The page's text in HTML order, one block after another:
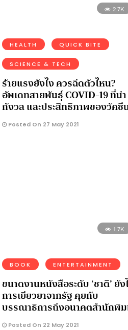
2.7K
HEALTH QUICK BITE
SCIENCE & TECH
ร้ายแรงยังไง ควรฉีดตัวไหน?
อัพเดทสายพันธุ์ COVID-19 ที่น่า
กังวล และประสิทธิภาพของวัคซี
Posted On 27 May 2021
1.7K
BOOK ENTERTAINMENT
ขนาดงานหนังสือระดับ ‘ชาติ’ ยัง
การเยียวยาจากรัฐ คุยกับ
บรรณาธิการถึงอนาคตสำนักพิ
Posted On 22 May 2021